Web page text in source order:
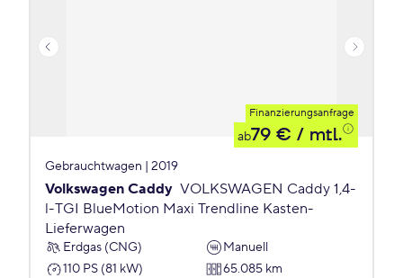
Finanzierungsanfrage
ab79 € / mtl.
Gebrauchtwagen | 2019
Volkswagen Caddy VOLKSWAGEN Caddy 1,4-
l-TGI BlueMotion Maxi Trendline Kasten-
Lieferwagen
Erdgas (CNG)
Manuell
110 PS (81 kW)
65.085 km